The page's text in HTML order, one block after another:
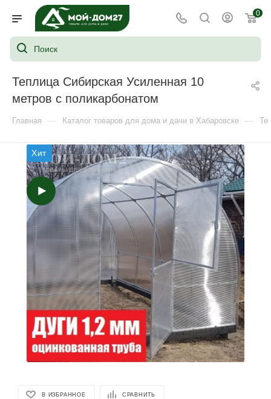
0
Теплица Сибирская Усиленная 10
метров с поликарбонатом
Главная — Каталог товаров для дома и дачи в Хабаровске —
Хит
В ИЗБРАННОЕ СРАВНИТЬ